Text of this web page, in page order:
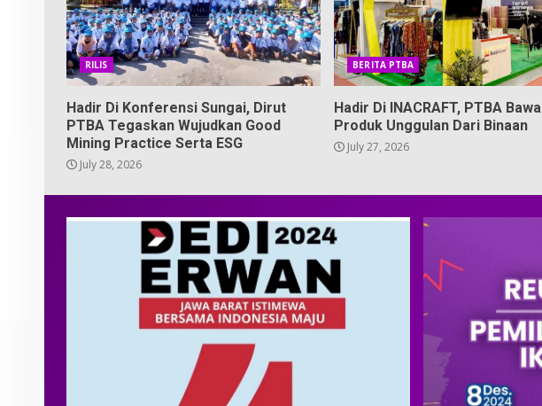
RILIS
Hadir Di Konferensi Sungai, Dirut
PTBA Tegaskan Wujudkan Good
Mining Practice Serta ESG
July 28, 2026
BERITA PTBA
Hadir Di INACRAFT, PTBA Bawa
Produk Unggulan Dari Binaan
July 27, 2026